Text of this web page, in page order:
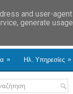
» Ηλ. Υπηρεσίες »
and user-agent
generate usage